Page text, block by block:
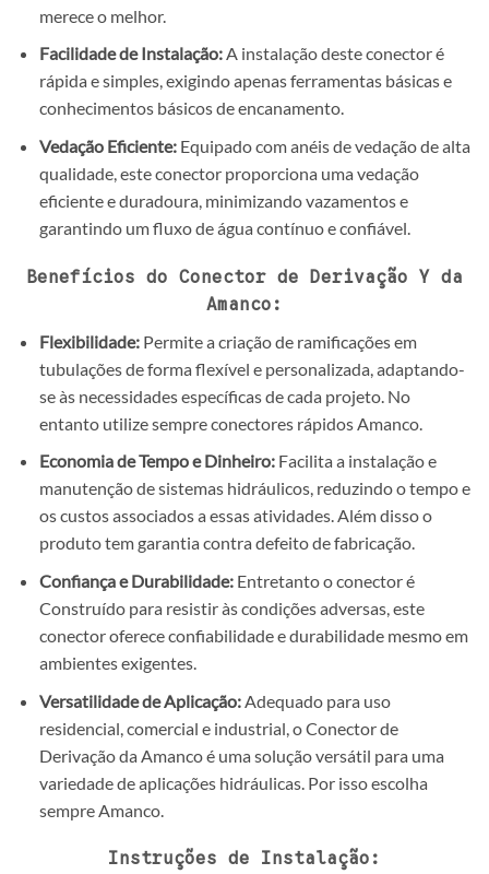
merece o melhor.
Facilidade de Instalação:A instalação deste conector é
rápida e simples, exigindo apenas ferramentas básicas e
conhecimentos básicos de encanamento.
Vedação Eficiente:Equipado com anéis de vedação de alta
qualidade, este conector proporciona uma vedação
eficiente e duradoura, minimizando vazamentos e
garantindo um fluxo de água contínuo e confiável.
Benefícios do Conector de Derivação Y da
Amanco:
Flexibilidade:Permite a criação de ramificações em
tubulações de forma flexível e personalizada, adaptando-
se às necessidades específicas de cada projeto. No
entanto utilize sempre conectores rápidos Amanco.
Economia de Tempo e Dinheiro:Facilita a instalação e
manutenção de sistemas hidráulicos, reduzindo o tempo e
os custos associados a essas atividades. Além disso o
produto tem garantia contra defeito de fabricação.
Confiança e Durabilidade:Entretanto o conector é
Construído para resistir às condições adversas, este
conector oferece confiabilidade e durabilidade mesmo em
ambientes exigentes.
Versatilidade de Aplicação:Adequado para uso
residencial, comercial e industrial, o Conector de
Derivação da Amanco é uma solução versátil para uma
variedade de aplicações hidráulicas. Por isso escolha
sempre Amanco.
Instruções de Instalação: